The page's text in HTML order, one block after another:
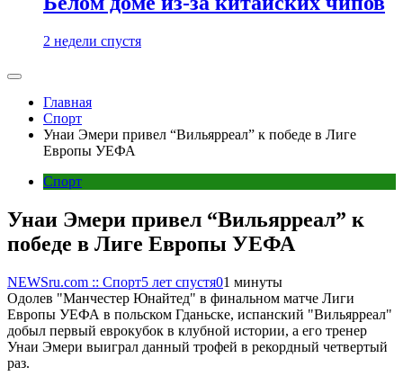
2 недели спустя
Главная
Спорт
Унаи Эмери привел “Вильярреал” к победе в Лиге
Европы УЕФА
Спорт
Унаи Эмери привел “Вильярреал” к
победе в Лиге Европы УЕФА
NEWSru.com :: Спорт5 лет спустя01 минуты
Одолев "Манчестер Юнайтед" в финальном матче Лиги
Европы УЕФА в польском Гданьске, испанский "Вильярреал"
добыл первый еврокубок в клубной истории, а его тренер
Унаи Эмери выиграл данный трофей в рекордный четвертый
раз.